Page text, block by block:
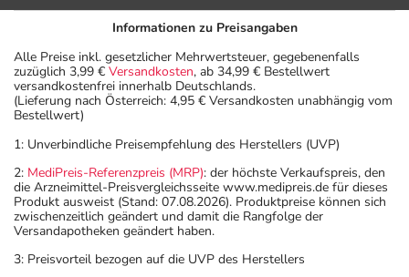
Informationen zu Preisangaben
Alle Preise inkl. gesetzlicher Mehrwertsteuer, gegebenenfalls
zuzüglich 3,99 € Versandkosten, ab 34,99 € Bestellwert
versandkostenfrei innerhalb Deutschlands.
(Lieferung nach Österreich: 4,95 € Versandkosten unabhängig vom
Bestellwert)
1: Unverbindliche Preisempfehlung des Herstellers (UVP)
2: MediPreis-Referenzpreis (MRP): der höchste Verkaufspreis, den
die Arzneimittel-Preisvergleichsseite www.medipreis.de für dieses
Produkt ausweist (Stand: 07.08.2026). Produktpreise können sich
zwischenzeitlich geändert und damit die Rangfolge der
Versandapotheken geändert haben.
3: Preisvorteil bezogen auf die UVP des Herstellers